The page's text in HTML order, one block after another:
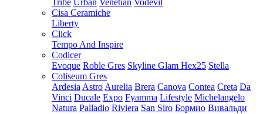
Tribe Urban Venetian Vodevil
Cisa Ceramiche
Liberty
Click
Tempo And Inspire
Codicer
Evoque Roble Gres Skyline Glam Hex25 Stella
Coliseum Gres
Ardesia Astro Aurelia Brera Canova Contea Creta Da
Vinci Ducale Expo Fyamma Lifestyle Michelangelo
Natura Palladio Riviera San Siro Бормио Вивальди